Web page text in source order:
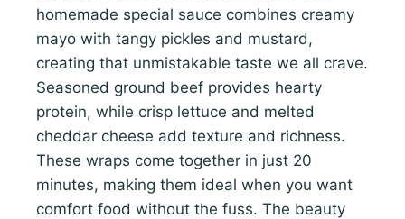
homemade special sauce combines creamy
mayo with tangy pickles and mustard,
creating that unmistakable taste we all crave.
Seasoned ground beef provides hearty
protein, while crisp lettuce and melted
cheddar cheese add texture and richness.
These wraps come together in just 20
minutes, making them ideal when you want
comfort food without the fuss. The beauty